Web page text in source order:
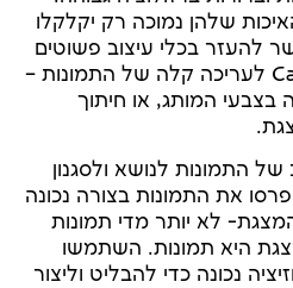
שלהן נמוכה רק יקלקלו
להעזר בכלי עיצוב פשוטים
כמו PowerPoint או Canva לעריכה קלה של התמונות –
המותג, או חיתוך
של התמונות לנושא ולסגנון
את התמונות בצורה נכונה
לא יותר מדי תמונות
היא תמונות. השתמשו
נכונה כדי להבליט וליצור